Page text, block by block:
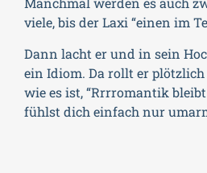
viele, bis der Laxi “einen im
Dann lacht er und in sein
ein Idiom. Da rollt er plötzlich
wie es ist, “Rrrromantik
fühlst dich einfach nur